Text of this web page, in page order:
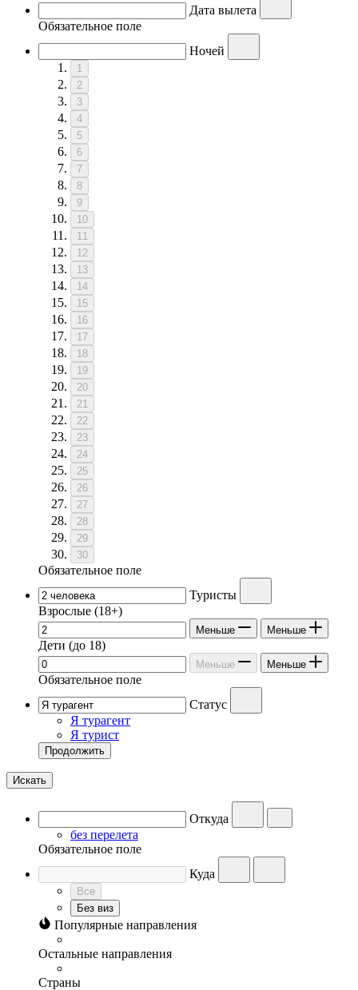
Дата вылета
Обязательное поле
Ночей
1
2
3
4
5
6
7
8
9
10
11
12
13
14
15
16
17
18
19
20
21
22
23
24
25
26
27
28
29
30
Обязательное поле
Туристы
Взрослые (18+)
Меньше Меньше
Дети (до 18)
Меньше Меньше
Обязательное поле
Статус
Я турагент
Я турист
Продолжить
Искать
Откуда
без перелета
Обязательное поле
Куда
Все
Без виз
Популярные направления
Остальные направления
Страны